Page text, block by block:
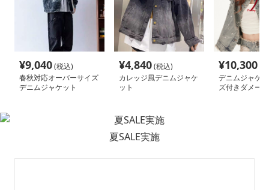
¥9,040(税込)
春秋対応オーバーサイズ
デニムジャケット
¥4,840(税込)
カレッジ風デニムジャケ
ット
¥10,300
デニムジャケ
ズ付きダメー
夏SALE実施